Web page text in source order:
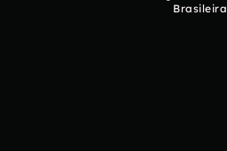
Brasileira